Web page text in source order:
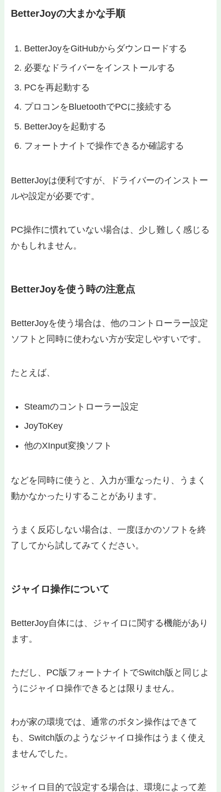
BetterJoyの大まかな手順
BetterJoyをGitHubからダウンロードする
必要なドライバーをインストールする
PCを再起動する
プロコンをBluetoothでPCに接続する
BetterJoyを起動する
フォートナイトで操作できるか確認する
BetterJoyは便利ですが、ドライバーのインストー
ルや設定が必要です。
PC操作に慣れていない場合は、少し難しく感じる
かもしれません。
BetterJoyを使う時の注意点
BetterJoyを使う場合は、他のコントローラー設定
ソフトと同時に使わない方が安定しやすいです。
たとえば、
Steamのコントローラー設定
JoyToKey
他のXInput変換ソフト
などを同時に使うと、入力が重なったり、うまく
動かなかったりすることがあります。
うまく反応しない場合は、一度ほかのソフトを終
了してから試してみてください。
ジャイロ操作について
BetterJoy自体には、ジャイロに関する機能があり
ます。
ただし、PC版フォートナイトでSwitch版と同じよ
うにジャイロ操作できるとは限りません。
わが家の環境では、通常のボタン操作はできて
も、Switch版のようなジャイロ操作はうまく使え
ませんでした。
ジャイロ目的で設定する場合は、環境によって差